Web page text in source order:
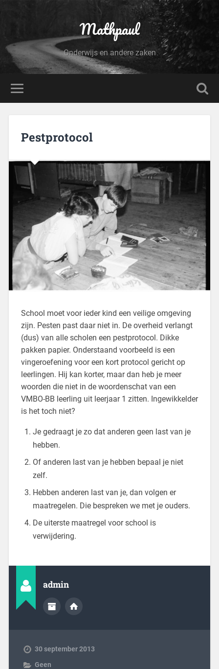
Mathpaul
Onderwijs en andere zaken
Pestprotocol
School moet voor ieder kind een veilige omgeving
zijn. Pesten past daar niet in. De overheid verlangt
(dus) van alle scholen een pestprotocol. Dikke
pakken papier. Onderstaand voorbeeld is een
vingeroefening voor een kort protocol gericht op
leerlingen. Hij kan korter, maar dan heb je meer
woorden die niet in de woordenschat van een
VMBO-BB leerling uit leerjaar 1 zitten. Ingewikkelder
is het toch niet?
Je gedraagt je zo dat anderen geen last van je
hebben.
Of anderen last van je hebben bepaal je niet
zelf.
Hebben anderen last van je, dan volgen er
maatregelen. Die bespreken we met je ouders.
De uiterste maatregel voor school is
verwijdering.
admin
30 september 2013
Geen